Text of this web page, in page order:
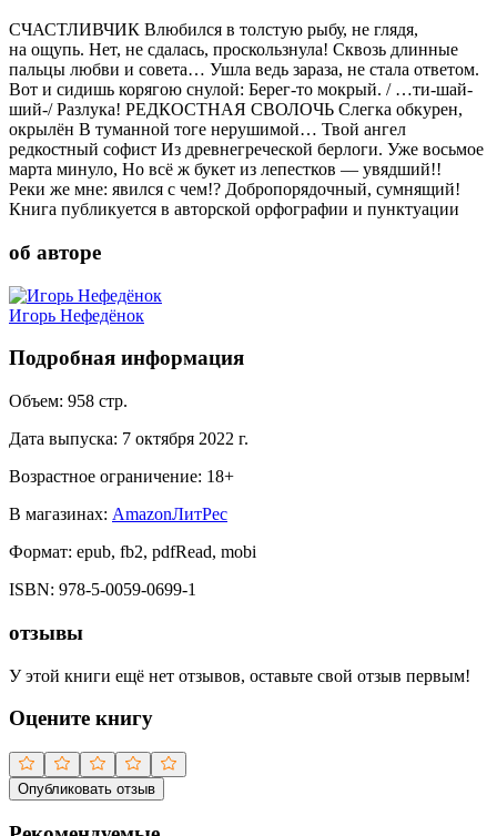
СЧАСТЛИВЧИК Влюбился в толстую рыбу, не глядя,
на ощупь. Нет, не сдалась, проскользнула! Сквозь длинные
пальцы любви и совета… Ушла ведь зараза, не стала ответом.
Вот и сидишь корягою снулой: Берег-то мокрый. / …ти-шай-
ший-/ Разлука! РЕДКОСТНАЯ СВОЛОЧЬ Слегка обкурен,
окрылён В туманной тоге нерушимой… Твой ангел
редкостный софист Из древнегреческой берлоги. Уже восьмое
марта минуло, Но всё ж букет из лепестков — увядший!!
Реки же мне: явился с чем!? Добропорядочный, сумнящий!
Книга публикуется в авторской орфографии и пунктуации
об авторе
Игорь Нефедёнок
Подробная информация
Объем: 958 стр.
Дата выпуска: 7 октября 2022 г.
Возрастное ограничение: 18+
В магазинах: AmazonЛитРес
Формат: epub, fb2, pdfRead, mobi
ISBN: 978-5-0059-0699-1
отзывы
У этой книги ещё нет отзывов, оставьте свой отзыв первым!
Оцените книгу
Опубликовать отзыв